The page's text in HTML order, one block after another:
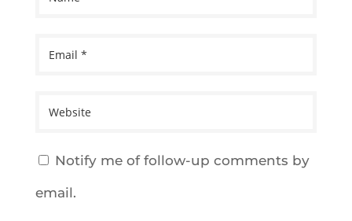
Notify me of follow-up comments by
email.